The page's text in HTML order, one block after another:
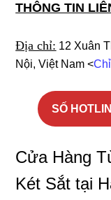
THÔNG TIN
Địa chỉ: 12 Xuân
Nội, Việt Nam <
SỐ
Cửa Hàng
Két Sắt tại